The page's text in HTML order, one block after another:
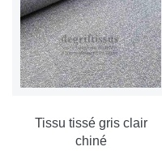
Tissu tissé gris clair
chiné